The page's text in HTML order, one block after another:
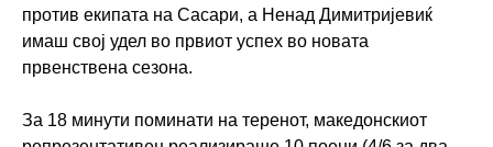
против екипата на Сасари, а Ненад Димитријевиќ
имаш свој удел во првиот успех во новата
првенствена сезона.
За 18 минути поминати на теренот, македонскиот